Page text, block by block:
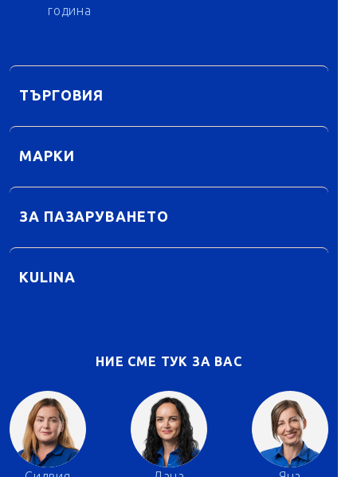
година
ТЪРГОВИЯ
МАРКИ
ЗА ПАЗАРУВАНЕТО
KULINA
НИЕ СМЕ ТУК ЗА ВАС